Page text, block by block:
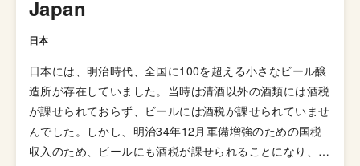
ビールビギナーにオススメのスタイルと言えます。
Japan
日本
日本には、明治時代、全国に100を超える小さなビール醸
造所が存在していました。当時は清酒以外の酒類には酒税
が課せられておらず、ビールには酒税が課せられていませ
んでした。しかし、明治34年12月軍備増強のための国税
収入のため、ビールにも酒税が課せられることになり、資